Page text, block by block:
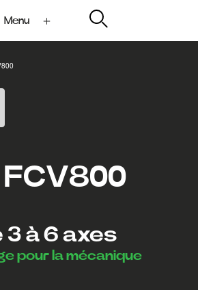
Menu
FCV800
3 à 6 axes
pour la mécanique